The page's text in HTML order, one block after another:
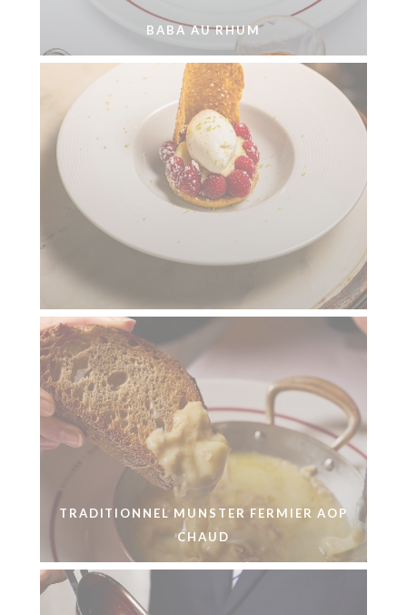
BABA AU RHUM
TRADITIONNEL MUNSTER FERMIER AOP
CHAUD